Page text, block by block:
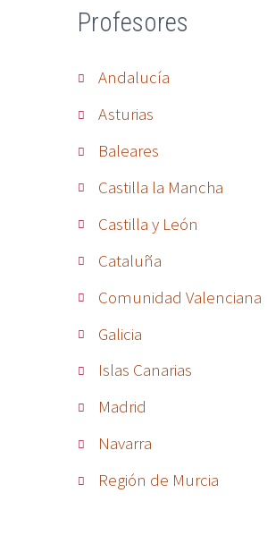
Profesores
Andalucía
Asturias
Baleares
Castilla la Mancha
Castilla y León
Cataluña
Comunidad Valenciana
Galicia
Islas Canarias
Madrid
Navarra
Región de Murcia